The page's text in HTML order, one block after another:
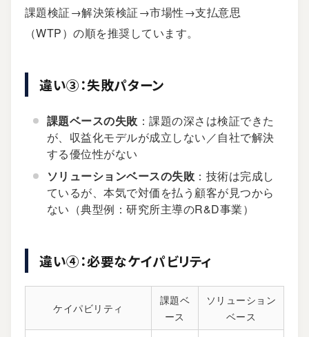
課題検証→解決策検証→市場性→支払意思
（WTP）の順を推奨しています。
違い③：失敗パターン
課題ベースの失敗 ：課題の深さは検証できた
が、収益化モデルが成立しない／自社で解決
する優位性がない
ソリューションベースの失敗 ：技術は完成し
ているが、本気で対価を払う顧客が見つから
ない（典型例：研究所主導のR&D事業）
違い④：必要なケイパビリティ
ケイパビリティ
課題ベ
ース
ソリューション
ベース